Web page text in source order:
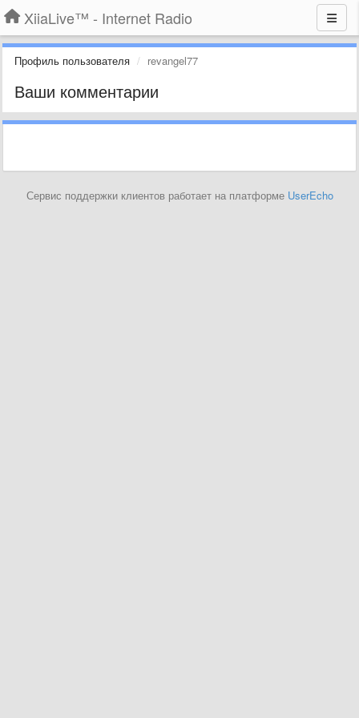
XiiaLive™ - Internet Radio
Профиль пользователя revangel77
Ваши комментарии
Сервис поддержки клиентов работает на платформе UserEcho